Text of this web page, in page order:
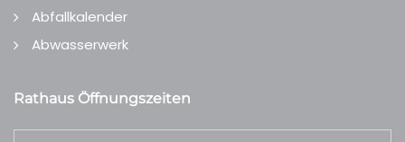
Abfallkalender
Abwasserwerk
Rathaus Öffnungszeiten